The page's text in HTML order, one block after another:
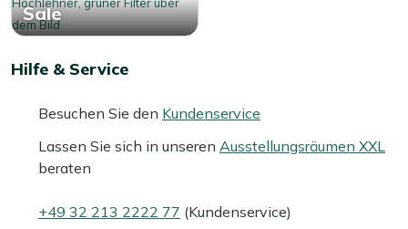
Sale
Hilfe & Service
Besuchen Sie den Kundenservice
Lassen Sie sich in unseren Ausstellungsräumen XXL
beraten
+49 32 213 2222 77 (Kundenservice)